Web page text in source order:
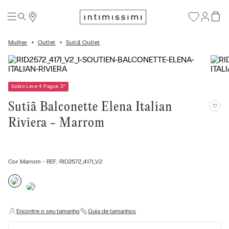
Mulher Outlet Sutiã Outlet
Saldo Leve 4 Pague 3*
Sutiã Balconette Elena Italian
Riviera - Marrom
Cor: Marrom - REF.: RID2572_417I_V2